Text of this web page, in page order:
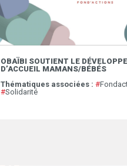
OBAÏBI SOUTIENT LE
D’ACCUEIL MAMANS/BÉBÉS
Thématiques associées : #
#Solidarité